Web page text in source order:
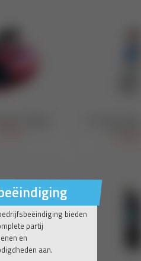
bieden
partij
en
aan.